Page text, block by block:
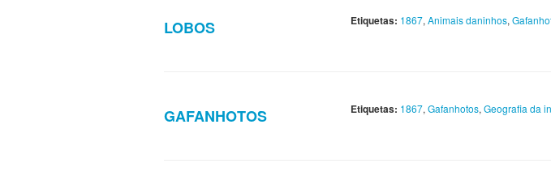
LOBOS Etiquetas: 1867, Animais daninhos,
GAFANHOTOS Etiquetas: 1867, Gafanhotos, Geografia da